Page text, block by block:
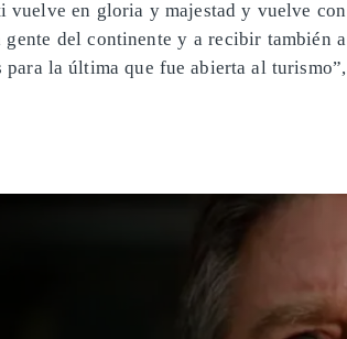
vuelve en gloria y majestad y vuelve con
del continente y a recibir también a
para la última que fue abierta al turismo”,